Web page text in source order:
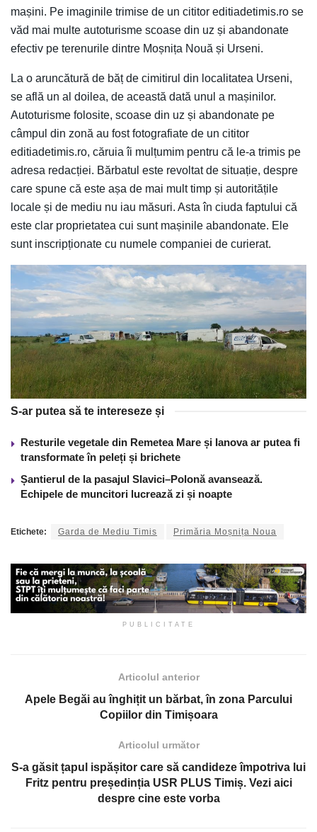
mașini. Pe imaginile trimise de un cititor editiadetimis.ro se
văd mai multe autoturisme scoase din uz și abandonate
efectiv pe terenurile dintre Moșnița Nouă și Urseni.
La o aruncătură de băț de cimitirul din localitatea Urseni,
se află un al doilea, de această dată unul a mașinilor.
Autoturisme folosite, scoase din uz și abandonate pe
câmpul din zonă au fost fotografiate de un cititor
editiadetimis.ro, căruia îi mulțumim pentru că le-a trimis pe
adresa redacției. Bărbatul este revoltat de situație, despre
care spune că este așa de mai mult timp și autoritățile
locale și de mediu nu iau măsuri. Asta în ciuda faptului că
este clar proprietatea cui sunt mașinile abandonate. Ele
sunt inscripționate cu numele companiei de curierat.
S-ar putea să te intereseze și
Resturile vegetale din Remetea Mare și Ianova ar putea fi
transformate în peleți și brichete
Șantierul de la pasajul Slavici–Polonă avansează.
Echipele de muncitori lucrează zi și noapte
Etichete: Garda de Mediu Timis Primăria Moșnița Noua
PUBLICITATE
Articolul anterior
Apele Begăi au înghițit un bărbat, în zona Parcului
Copiilor din Timișoara
Articolul următor
S-a găsit țapul ispășitor care să candideze împotriva lui
Fritz pentru președinția USR PLUS Timiș. Vezi aici
despre cine este vorba